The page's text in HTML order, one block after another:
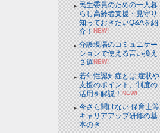
民生委員のための一人暮
らし高齢者支援・見守り
知っておきたいQ&Aを紹
介！NEW!
介護現場のコミュニケー
ションで使える言い換え
３選NEW!
若年性認知症とは 症状や
支援のポイント、制度の
活用を解説！NEW!
今さら聞けない 保育士等
キャリアアップ研修の基
本のき